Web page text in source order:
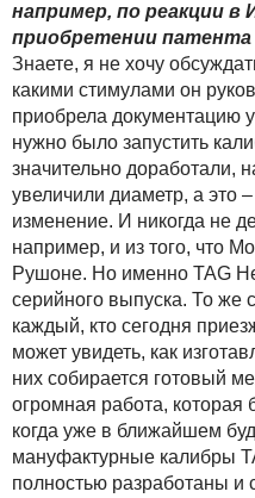
например, по реакции в
приобретении патента
Знаете, я не хочу
какими стимулами он
приобрела документацию
нужно было запустить
значительно доработали,
увеличили диаметр, а это
изменение. И никогда не
например, и из того, что
Рушоне. Но именно TAG
серийного выпуска. То же
каждый, кто сегодня
может увидеть, как
них собирается готовый
огромная работа,
когда уже в ближайшем
мануфактурные калибры
полностью разработаны и